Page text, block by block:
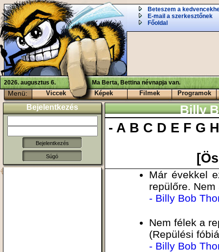
Beteszem a
E-mail a szerkesztőnek
Főoldal
2026. augusztus 6. Ma Berta, Bettina névnapja van.
Menü: Viccek Képek Filmek Programok
Bejelentkezés
Súgó
Billy
-A B C D E F G
Már évekkel
repülőre.
- Billy Bob
Nem félek a
(Repülési
- Billy Bob